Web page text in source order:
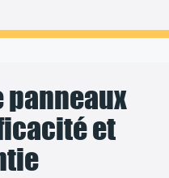
panneaux
et